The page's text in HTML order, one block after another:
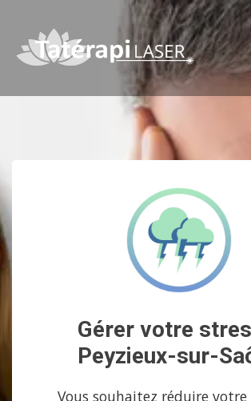
Gérer votre
Peyzieux-sur-
Vous souhaitez réduire votre